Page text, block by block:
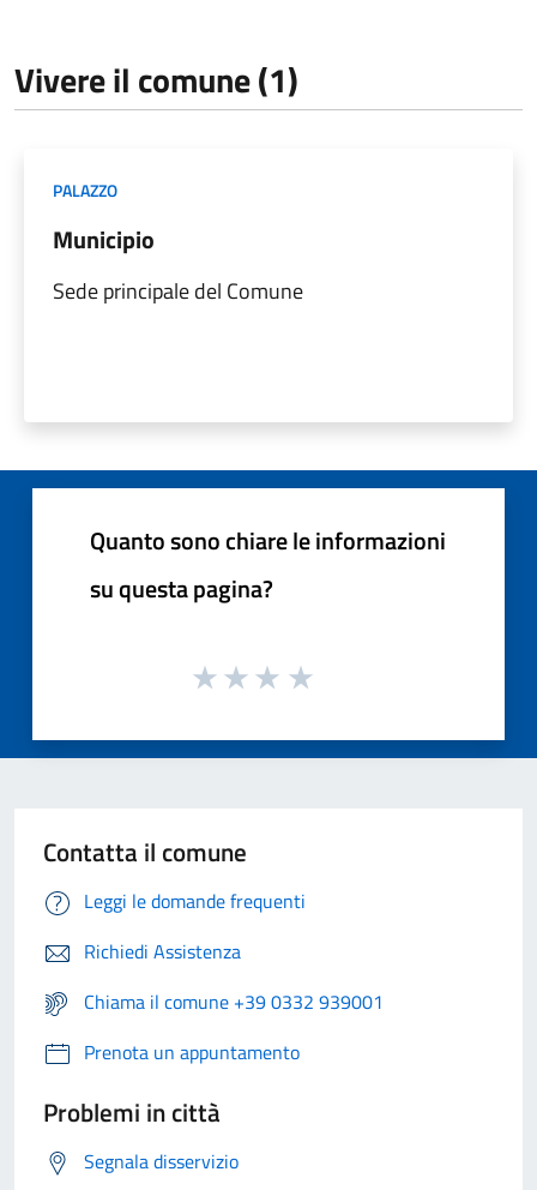
Vivere il comune (1)
PALAZZO
Municipio
Sede principale del Comune
Quanto sono chiare le informazioni
su questa pagina?
Contatta il comune
Leggi le domande frequenti
Richiedi Assistenza
Chiama il comune +39 0332 939001
Prenota un appuntamento
Problemi in città
Segnala disservizio